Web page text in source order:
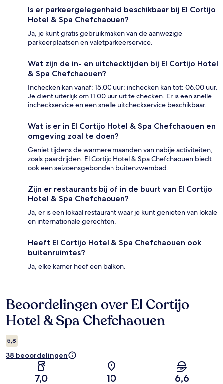
Is er parkeergelegenheid beschikbaar bij El Cortijo
Hotel & Spa Chefchaouen?
Ja, je kunt gratis gebruikmaken van de aanwezige
parkeerplaatsen en valetparkeerservice.
Wat zijn de in- en uitchecktijden bij El Cortijo Hotel
& Spa Chefchaouen?
Inchecken kan vanaf: 15.00 uur; inchecken kan tot: 06.00 uur.
Je dient uiterlijk om 11.00 uur uit te checken. Er is een snelle
incheckservice en een snelle uitcheckservice beschikbaar.
Wat is er in El Cortijo Hotel & Spa Chefchaouen en
omgeving zoal te doen?
Geniet tijdens de warmere maanden van nabije activiteiten,
zoals paardrijden. El Cortijo Hotel & Spa Chefchaouen biedt
ook een seizoensgebonden buitenzwembad.
Zijn er restaurants bij of in de buurt van El Cortijo
Hotel & Spa Chefchaouen?
Ja, er is een lokaal restaurant waar je kunt genieten van lokale
en internationale gerechten.
Heeft El Cortijo Hotel & Spa Chefchaouen ook
buitenruimtes?
Ja, elke kamer heef een balkon.
Beoordelingen
Beoordelingen over El Cortijo
Hotel & Spa Chefchaouen
5,8
38 beoordelingen
7,0 10 6,6